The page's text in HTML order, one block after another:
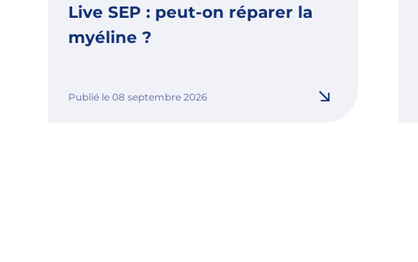
Live SEP : peut-on réparer la
myéline ?
Publié le 08 septembre 2026